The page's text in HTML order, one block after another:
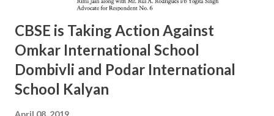
CBSE is Taking Action Against
Omkar International School
Dombivli and Podar International
School Kalyan